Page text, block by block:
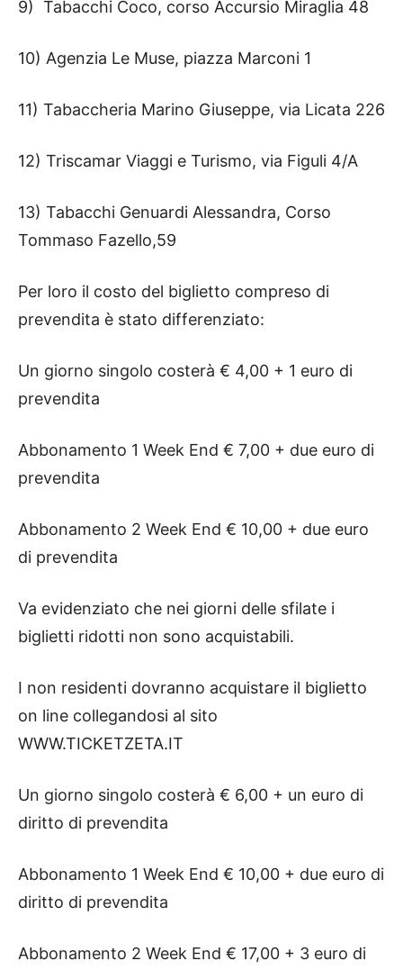
9) Tabacchi Coco, corso Accursio Miraglia 48
10) Agenzia Le Muse, piazza Marconi 1
11) Tabaccheria Marino Giuseppe, via Licata 226
12) Triscamar Viaggi e Turismo, via Figuli 4/A
13) Tabacchi Genuardi Alessandra, Corso
Tommaso Fazello,59
Per loro il costo del biglietto compreso di
prevendita è stato differenziato:
Un giorno singolo costerà € 4,00 + 1 euro di
prevendita
Abbonamento 1 Week End € 7,00 + due euro di
prevendita
Abbonamento 2 Week End € 10,00 + due euro
di prevendita
Va evidenziato che nei giorni delle sfilate i
biglietti ridotti non sono acquistabili.
I non residenti dovranno acquistare il biglietto
on line collegandosi al sito
WWW.TICKETZETA.IT
Un giorno singolo costerà € 6,00 + un euro di
diritto di prevendita
Abbonamento 1 Week End € 10,00 + due euro di
diritto di prevendita
Abbonamento 2 Week End € 17,00 + 3 euro di